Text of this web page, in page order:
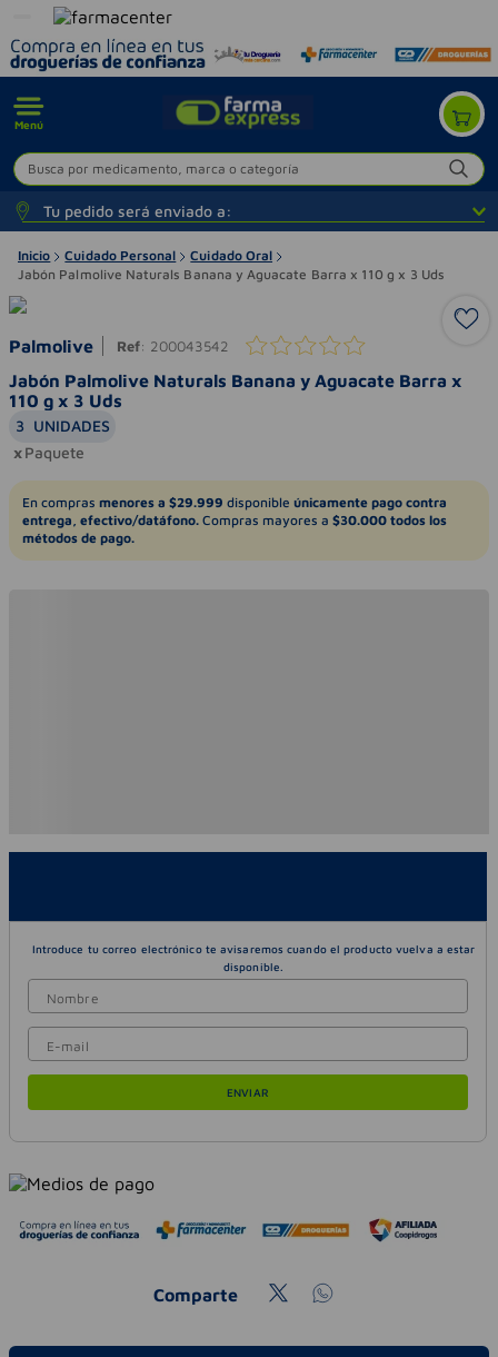
Menú
Busca por medicamento, marca o categoría
Tu pedido será enviado a:
Inicio Cuidado Personal
Cuidado Oral
Jabón Palmolive Naturals Banana y Aguacate Barra x 110 g x 3 Uds
Palmolive Ref: 200043542
Jabón Palmolive Naturals Banana y Aguacate Barra x
110 g x 3 Uds
3 UNIDADES
Paquete
En compras menores a $29.999 disponible únicamente pago contra
entrega, efectivo/datáfono. Compras mayores a $30.000 todos los
métodos de pago.
ENVIAR
Comparte